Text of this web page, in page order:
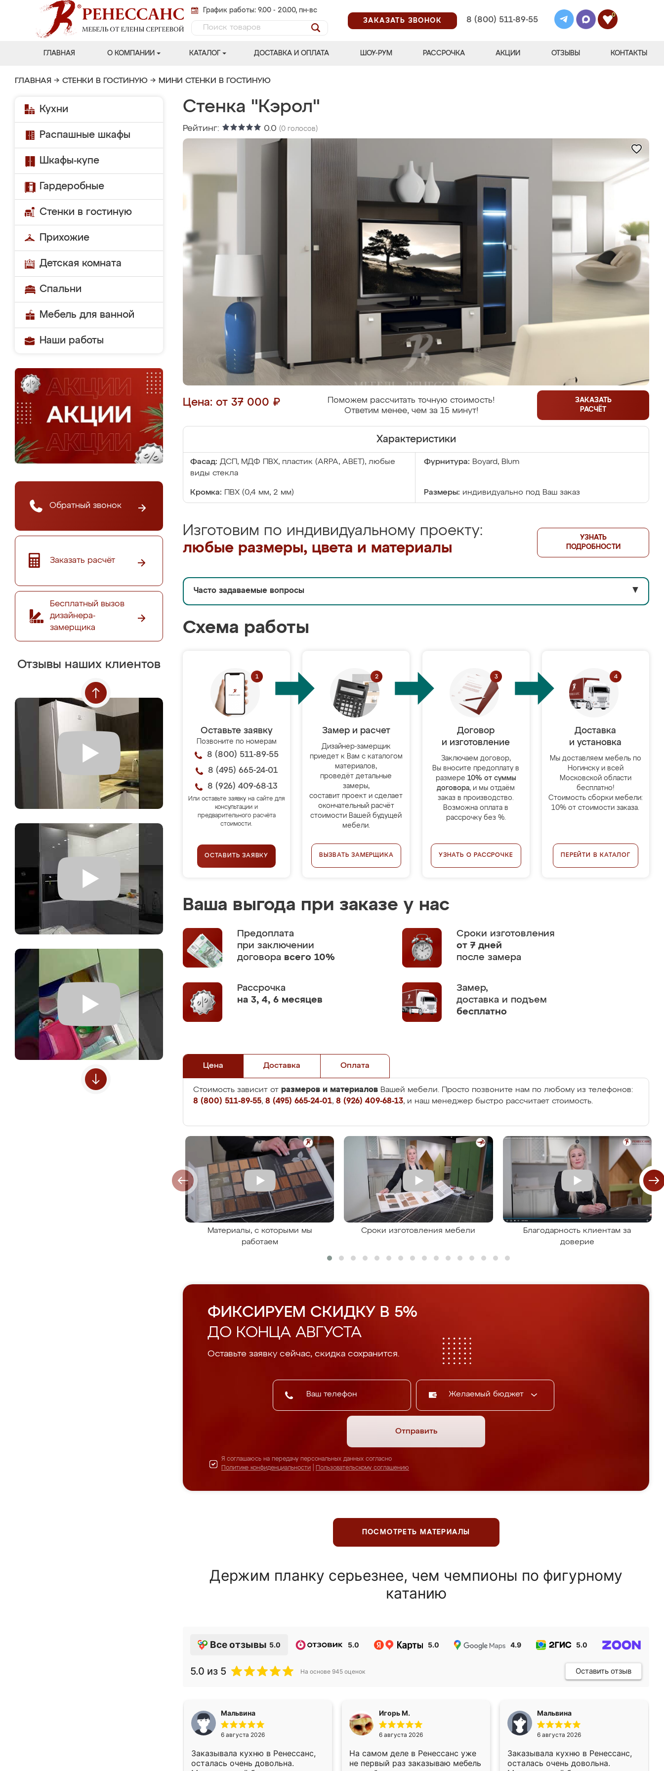
График работы: 9.00 - 20.00, пн-вс
ЗАКАЗАТЬ ЗВОНОК
8 (800) 511-89-55
0
ГЛАВНАЯ О КОМПАНИИ КАТАЛОГ ДОСТАВКА И ОПЛАТА ШОУ-РУМ РАССРОЧКА АКЦИИ ОТЗЫВЫ КОНТАКТЫ
ГЛАВНАЯ → СТЕНКИ В ГОСТИНУЮ → МИНИ СТЕНКИ В ГОСТИНУЮ
Кухни
Распашные шкафы
Шкафы-купе
Гардеробные
Стенки в гостиную
Прихожие
Детская комната
Спальни
Мебель для ванной
Наши работы
Обратный звонок
Заказать расчёт
Бесплатный вызов
дизайнера-
замерщика
Отзывы наших клиентов
Стенка "Кэрол"
Рейтинг: 0.0 (0 голосов)
Цена: от 37 000 ₽
Поможем рассчитать точную стоимость!
Ответим менее, чем за 15 минут!
ЗАКАЗАТЬ
РАСЧЁТ
Характеристики
Фасад: ДСП, МДФ ПВХ, пластик (ARPA, ABET), любые
виды стекла
Фурнитура: Boyard, Blum
Кромка: ПВХ (0,4 мм, 2 мм) Размеры: индивидуально под Ваш заказ
Изготовим по индивидуальному проекту:
любые размеры, цвета и материалы
УЗНАТЬ
ПОДРОБНОСТИ
Часто задаваемые вопросы ▼
Схема работы
Оставьте заявку
Позвоните по номерам
8 (800) 511-89-55
8 (495) 665-24-01
8 (926) 409-68-13
Или оставьте заявку на сайте для
консультации и
предварительного расчёта
стоимости.
ОСТАВИТЬ ЗАЯВКУ
Замер и расчет
Дизайнер-замерщик
приедет к Вам с каталогом
материалов,
проведёт детальные
замеры,
составит проект и сделает
окончательный расчёт
стоимости Вашей будущей
мебели.
ВЫЗВАТЬ ЗАМЕРЩИКА
Договор
и изготовление
Заключаем договор,
Вы вносите предоплату в
размере 10% от суммы
договора, и мы отдаём
заказ в производство.
Возможна оплата в
рассрочку без %.
УЗНАТЬ О РАССРОЧКЕ
Доставка
и установка
Мы доставляем мебель по
Ногинску и всей
Московской области
бесплатно!
Стоимость сборки мебели:
10% от стоимости заказа.
ПЕРЕЙТИ В КАТАЛОГ
Ваша выгода при заказе у нас
Предоплата
при заключении
договора всего 10%
Сроки изготовления
от 7 дней
после замера
Рассрочка
на 3, 4, 6 месяцев
Замер,
доставка и подъем
бесплатно
Цена Доставка Оплата
Стоимость зависит от размеров и материалов Вашей мебели. Просто позвоните нам по любому из телефонов:
8 (800) 511-89-55, 8 (495) 665-24-01, 8 (926) 409-68-13, и наш менеджер быстро рассчитает стоимость.
Материалы, с которыми мы
работаем
Сроки изготовления мебели
Благодарность клиентам за
доверие
ФИКСИРУЕМ СКИДКУ В 5%
ДО КОНЦА АВГУСТА
Оставьте заявку сейчас, скидка сохранится.
Желаемый бюджет
Отправить
Я соглашаюсь на передачу персональных данных согласно
Политике конфиденциальности
Пользовательскому соглашению
ПОСМОТРЕТЬ МАТЕРИАЛЫ
Держим планку серьезнее, чем чемпионы по фигурному
катанию
Все отзывы 5.0 5.0 5.0 4.9 5.0
5.0 из 5 На основе 945 оценок Оставить отзыв
Мальвина
6 августа 2026
Заказывала кухню в Ренессанс,
осталась очень довольна.
Игорь М.
6 августа 2026
На самом деле в Ренессанс уже
не первый раз заказываю мебель
Мальвина
6 августа 2026
Заказывала кухню в Ренессанс,
осталась очень довольна.